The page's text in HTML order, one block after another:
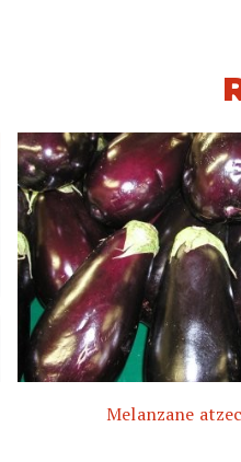
Melanzane